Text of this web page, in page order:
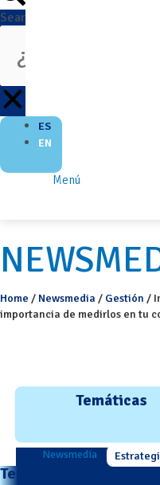
Search
ES
EN
Menú
Home / Newsmedia / Gestión /
importancia de medirlos en tu
Temáticas
Newsmedia
Temáticas